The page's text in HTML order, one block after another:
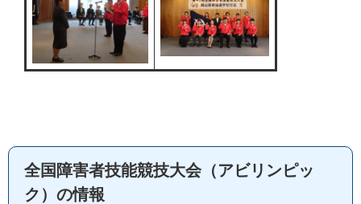
全国障害者技能競技大会（アビリンピッ
ク）の情報